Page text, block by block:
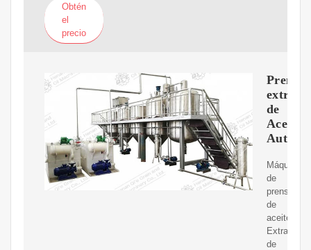
Obtén
el
precio
Prensa
de
Aceite
Máquina
de
prensado
de
aceite
Extractor
de